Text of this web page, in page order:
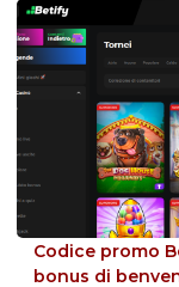
Codice promo
bonus di